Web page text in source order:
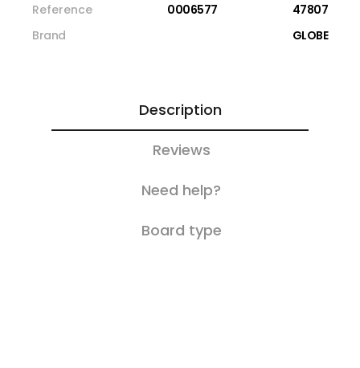
Reference 0006577
47807
Brand
GLOBE
Description
Reviews
Need help?
Board type